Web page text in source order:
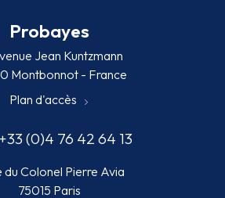
Probayes
Jean Kuntzmann
Montbonnot - France
Plan d'accès
+33 (0)4 76 42 64 13
du Colonel Pierre Avia
75015 Paris